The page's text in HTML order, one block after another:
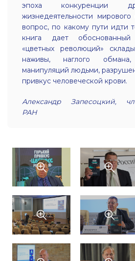
эпоха конкуренции
жизнедеятельности
вопрос, по какому пути идти
книга дает
«цветных революций»
наживы, наглого обмана,
манипуляций людьми,
привкус человеческой крови.
Александр Запесоцкий,
РАН